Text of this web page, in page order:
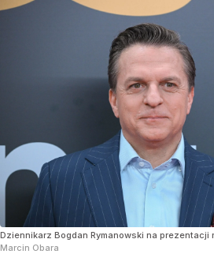
Dziennikarz Bogdan Rymanowski na prezentacji
Marcin Obara